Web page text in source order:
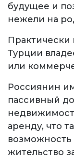
будущее и
нежели на
Турции
или
Россиянин
пассивный
аренду, что
возможность
жительство